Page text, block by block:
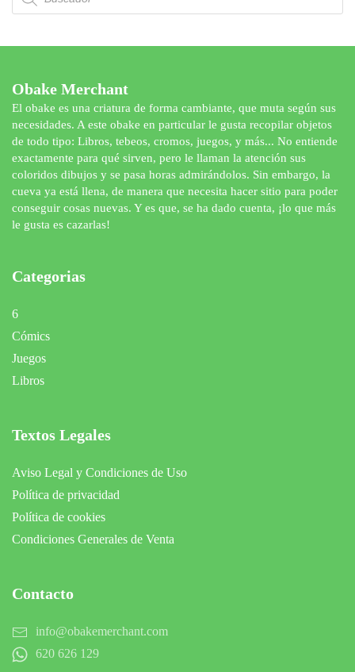
productos
Obake Merchant
El obake es una criatura de forma cambiante, que muta según sus
necesidades. A este obake en particular le gusta recopilar objetos
de todo tipo: Libros, tebeos, cromos, juegos, y más... No entiende
exactamente para qué sirven, pero le llaman la atención sus
coloridos dibujos y se pasa horas admirándolos. Sin embargo, la
cueva ya está llena, de manera que necesita hacer sitio para poder
conseguir cosas nuevas. Y es que, se ha dado cuenta, ¡lo que más
le gusta es cazarlas!
Categorias
6
Cómics
Juegos
Libros
Textos Legales
Aviso Legal y Condiciones de Uso
Política de privacidad
Política de cookies
Condiciones Generales de Venta
Contacto
info@obakemerchant.com
620 626 129